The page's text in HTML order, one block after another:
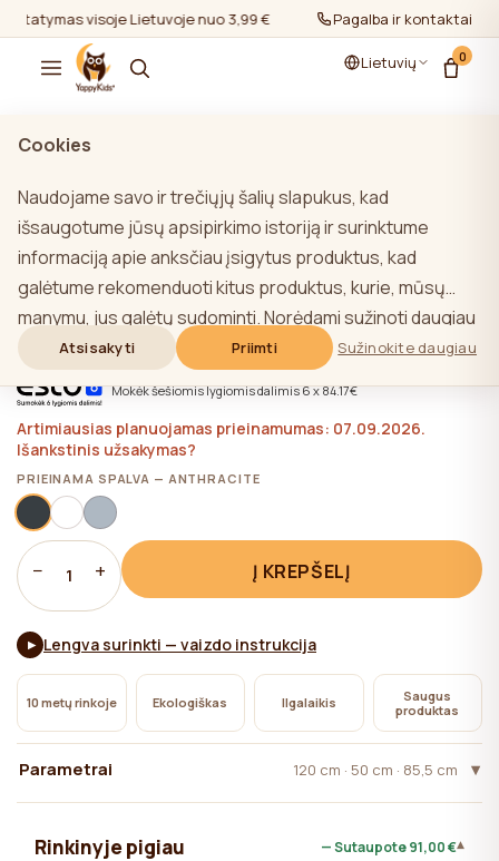
visoje Lietuvoje nuo 3,99 € Pristatymas visoje
Pagalba ir kontaktai
Lietuvių 0
rodyti viską/
YappyÉtude II komoda, ANTHRACITE
★★★★★
★★★★★ 4,9 (22)
505,00 €
Mokėk šešiomis lygiomis dalimis 6 x 84.17€
Artimiausias planuojamas prieinamumas: 07.09.2026.
Išankstinis užsakymas?
PRIEINAMA SPALVA — ANTHRACITE
− 1 + Į KREPŠELĮ
▶ Lengva surinkti — vaizdo instrukcija
10 metų rinkoje Ekologiškas Ilgalaikis
Saugus
produktas
Parametrai 120 сm · 50 cm · 85,5 cm
Rinkinyje pigiau — Sutaupote91,00 €▾
Cookies
Naudojame savo ir trečiųjų šalių slapukus, kad
išsaugotume jūsų apsipirkimo istoriją ir surinktume
informaciją apie anksčiau įsigytus produktus, kad
galėtume rekomenduoti kitus produktus, kurie, mūsų
manymu, jus galėtų sudominti. Norėdami sužinoti daugiau
apie mūsų slapukų politiką, spustelėkite mygtuką
"Sužinoti daugiau". Galite sutikti su visais slapukais
spustelėdami mygtuką "Sutikti su visais" arba atsisakyti
jų spustelėdami mygtuką "Neleisti naudoti visų". Jei
visų", svetainėje saugomi techniniai slapukai, būtini
svetainės veikimui, kurių naudojimui naudotojo sutikimo
nereikia.
Atsisakyti Priimti Sužinokite daugiau